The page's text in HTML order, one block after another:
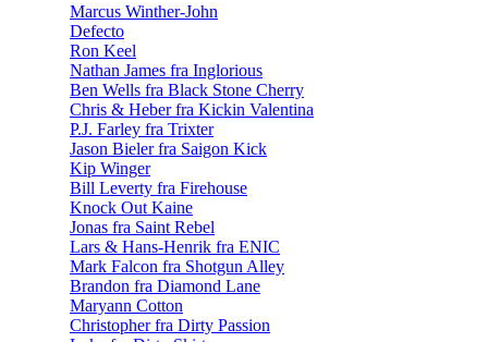
Marcus Winther-John
Defecto
Ron Keel
Nathan James fra Inglorious
Ben Wells fra Black Stone Cherry
Chris & Heber fra Kickin Valentina
P.J. Farley fra Trixter
Jason Bieler fra Saigon Kick
Kip Winger
Bill Leverty fra Firehouse
Knock Out Kaine
Jonas fra Saint Rebel
Lars & Hans-Henrik fra ENIC
Mark Falcon fra Shotgun Alley
Brandon fra Diamond Lane
Maryann Cotton
Christopher fra Dirty Passion